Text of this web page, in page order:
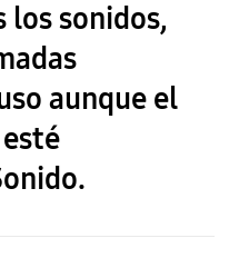
los sonidos,
aunque el